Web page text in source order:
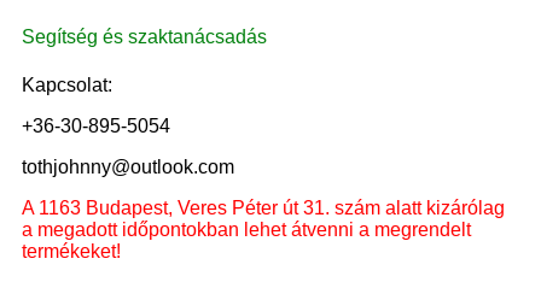
Segítség és szaktanácsadás
Kapcsolat:
+36-30-895-5054
tothjohnny@outlook.com
A 1163 Budapest, Veres Péter út 31. szám alatt kizárólag
a megadott időpontokban lehet átvenni a megrendelt
termékeket!